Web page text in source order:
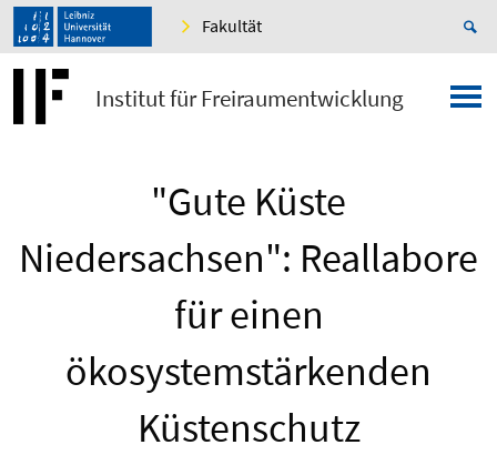
Fakultät
Institut für Freiraumentwicklung
"Gute Küste
Niedersachsen": Reallabore
für einen
ökosystemstärkenden
Küstenschutz